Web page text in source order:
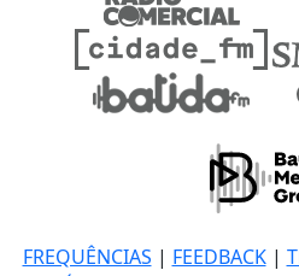
FREQUÊNCIAS | FEEDBACK|